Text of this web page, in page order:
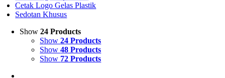
Cetak Logo Gelas Plastik
Sedotan Khusus
Show24 Products
Show24 Products
Show48 Products
Show 72 Products